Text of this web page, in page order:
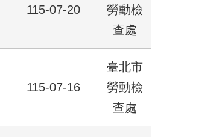
115-07-20
勞動檢
查處
115-07-16
臺北市
勞動檢
查處